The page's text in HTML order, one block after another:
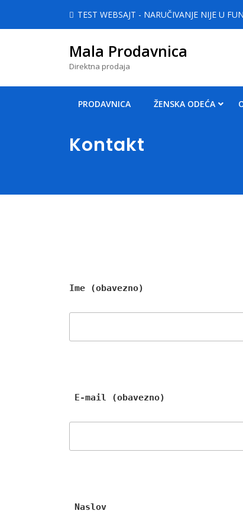
TEST WEBSAJT - NARUČIVANJE NIJE U
Mala Prodavnica
Direktna prodaja
PRODAVNICA ŽENSKA ODEĆA
Kontakt
Ime (obavezno)
E-mail (obavezno)
Naslov